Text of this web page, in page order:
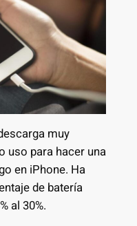
muy
uso para hacer una
en iPhone. Ha
de batería
al 30%.